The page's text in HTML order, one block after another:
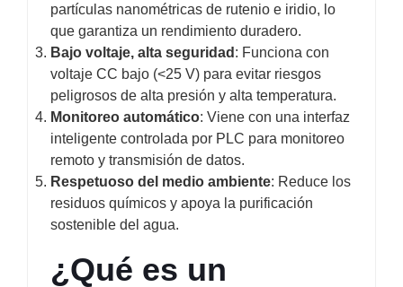
partículas nanométricas de rutenio e iridio, lo
que garantiza un rendimiento duradero.
Bajo voltaje, alta seguridad : Funciona con
voltaje CC bajo (<25 V) para evitar riesgos
peligrosos de alta presión y alta temperatura.
Monitoreo automático: Viene con una interfaz
inteligente controlada por PLC para monitoreo
remoto y transmisión de datos.
Respetuoso del medio ambiente: Reduce los
residuos químicos y apoya la purificación
sostenible del agua.
¿Qué es un